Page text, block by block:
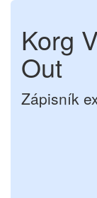
Korg
Out
Zápisník